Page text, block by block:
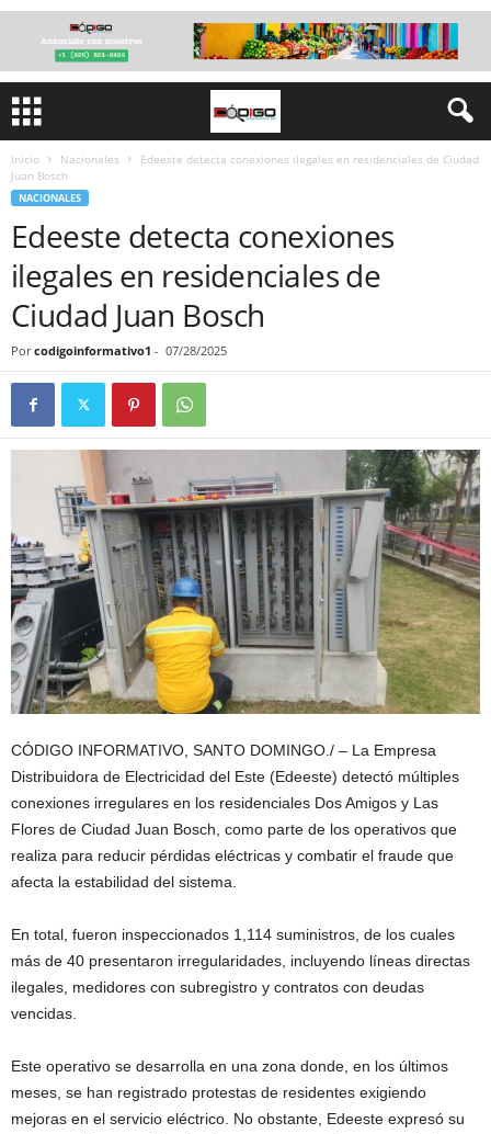
Inicio Nacionales
Edeeste detecta conexiones ilegales en residenciales de Ciudad
Juan Bosch
NACIONALES
Edeeste detecta conexiones
ilegales en residenciales de
Ciudad Juan Bosch
Por codigoinformativo1 - 07/28/2025
CÓDIGO INFORMATIVO, SANTO DOMINGO./ – La Empresa
Distribuidora de Electricidad del Este (Edeeste) detectó múltiples
conexiones irregulares en los residenciales Dos Amigos y Las
Flores de Ciudad Juan Bosch, como parte de los operativos que
realiza para reducir pérdidas eléctricas y combatir el fraude que
afecta la estabilidad del sistema.
En total, fueron inspeccionados 1,114 suministros, de los cuales
más de 40 presentaron irregularidades, incluyendo líneas directas
ilegales, medidores con subregistro y contratos con deudas
vencidas.
Este operativo se desarrolla en una zona donde, en los últimos
meses, se han registrado protestas de residentes exigiendo
mejoras en el servicio eléctrico. No obstante, Edeeste expresó su